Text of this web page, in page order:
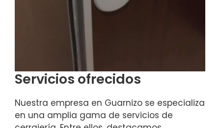
Servicios ofrecidos
Nuestra empresa en Guarnizo se especializa
en una amplia gama de servicios de